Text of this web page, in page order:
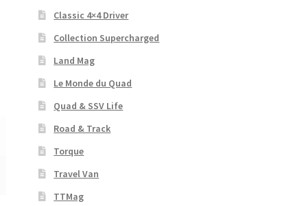
Classic 4×4 Driver
Collection Supercharged
Land Mag
Le Monde du Quad
Quad & SSV Life
Road & Track
Torque
Travel Van
TTMag